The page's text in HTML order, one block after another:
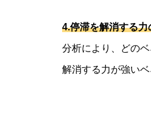
4.停滞を解消する
分析により、どの
解消する力が強い